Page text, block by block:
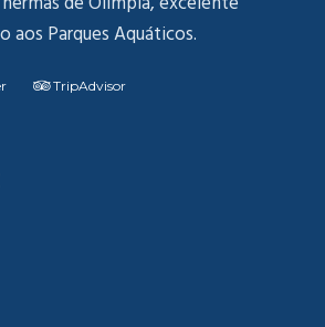
aos Parques Aquáticos.
TripAdvisor